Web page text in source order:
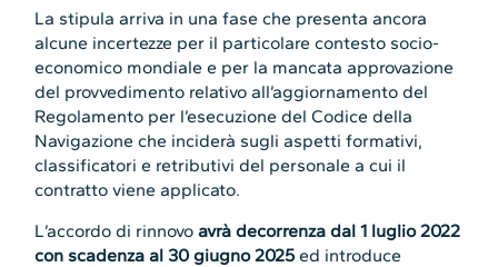
La stipula arriva in una fase che presenta ancora
alcune incertezze per il particolare contesto socio-
economico mondiale e per la mancata approvazione
del provvedimento relativo all’aggiornamento del
Regolamento per l’esecuzione del Codice della
Navigazione che inciderà sugli aspetti formativi,
classificatori e retributivi del personale a cui il
contratto viene applicato.
L’accordo di rinnovoavrà decorrenza dal 1 luglio 2022
con scadenza al 30 giugno 2025ed introduce